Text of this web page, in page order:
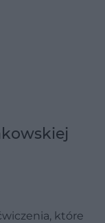
które